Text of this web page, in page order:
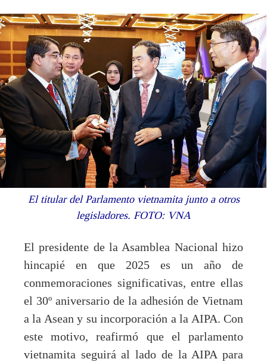
El titular del Parlamento vietnamita junto a otros
legisladores. FOTO: VNA
El presidente de la Asamblea Nacional hizo
hincapié en que 2025 es un año de
conmemoraciones significativas, entre ellas
el 30º aniversario de la adhesión de Vietnam
a la Asean y su incorporación a la AIPA. Con
este motivo, reafirmó que el parlamento
vietnamita seguirá al lado de la AIPA para